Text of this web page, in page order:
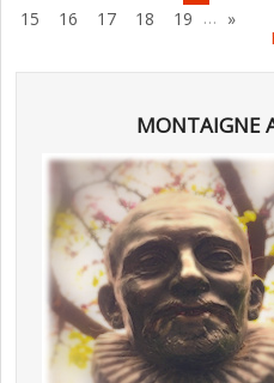
15
16 17 18 19 … »
MONTAIGNE